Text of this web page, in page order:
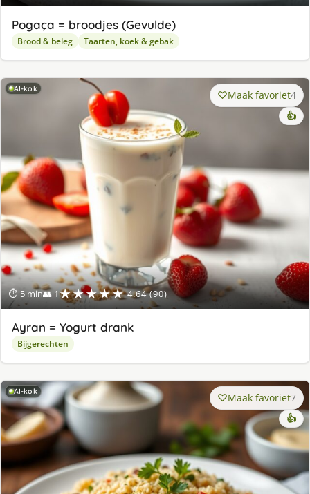
Pogaça = broodjes (Gevulde)
Brood & beleg Taarten, koek & gebak
AI-kok
⏱ 5 min👥 1★★★★★ 4.64 (90)
Maak favoriet4
👍
Ayran = Yogurt drank
Bijgerechten
AI-kok Maak favoriet7
👍